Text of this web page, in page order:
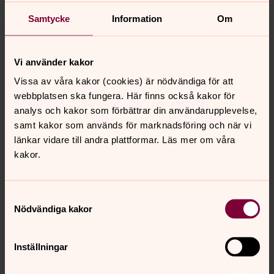
Samtycke Information Om
Vi använder kakor
Vissa av våra kakor (cookies) är nödvändiga för att
webbplatsen ska fungera. Här finns också kakor för
analys och kakor som förbättrar din användarupplevelse,
samt kakor som används för marknadsföring och när vi
länkar vidare till andra plattformar. Läs mer om våra
kakor.
Nödvändiga kakor
Inställningar
utanförskap och kriminalitet. Förra året skedde ett
uppmärksammat mord i närheten av skolan och nyligen
skedde ett annat mordförsök. På grund av att många nu
förändrats den senaste tiden. Hanna berättar att hon
nästan aldrig känner sig otrygg i området. Redan från
början har hon haft en strategi att lära känna människor
här och komma in i deras värld.
måste vi möta dem där de är"
framför kyrkan och då gick jag ut och ropade: ”Välkomna
till Dalaberg!” Det var oväntat, och idag upplever jag att